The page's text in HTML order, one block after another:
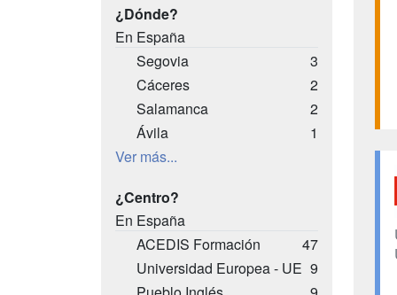
¿Dónde?
En España
Segovia
3
Cáceres
2
Salamanca
2
Ávila
1
Ver más...
¿Centro?
En España
ACEDIS Formación
47
Universidad Europea - UE 9